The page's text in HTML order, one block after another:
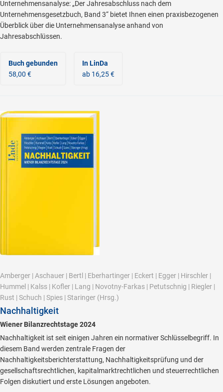
Unternehmensanalyse: „Der Jahresabschluss nach dem
Unternehmensgesetzbuch, Band 3“ bietet Ihnen einen praxisbezogenen
Überblick über die Unternehmensanalyse anhand von
Jahresabschlüssen.
Buch gebunden
58,00 €
In LinDa
ab 16,25 €
Amberger | Aschauer | Bertl | Eberhartinger | Eckert | Egger | Hirschler |
Hummel | Kalss | Kofler | Lang | Novotny-Farkas | Petutschnig | Riegler |
Rust | Schuch | Spies | Staringer (Hrsg.)
Nachhaltigkeit
Wiener Bilanzrechtstage 2024
Nachhaltigkeit ist seit einigen Jahren ein normativer Schlüsselbegriff. In
diesem Band werden zentrale Fragen der
Nachhaltigkeitsberichterstattung, Nachhaltigkeitsprüfung und der
gesellschaftsrechtlichen, kapitalmarktrechtlichen und steuerrechtlichen
Folgen diskutiert und erste Lösungen angeboten.